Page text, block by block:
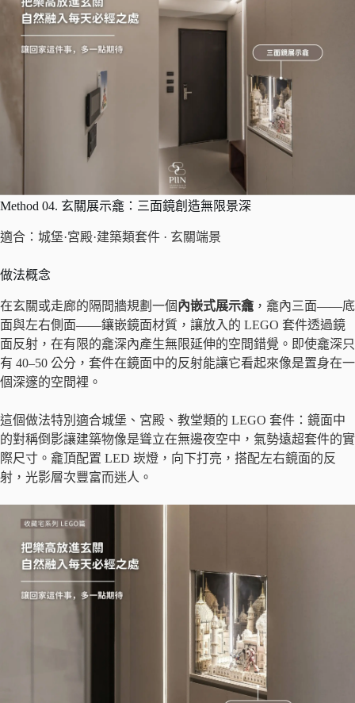
Method 04. 玄關展示龕：三面鏡創造無限景深
適合：城堡·宮殿·建築類套件 · 玄關端景
做法概念
在玄關或走廊的隔間牆規劃一個內嵌式展示龕，龕內三面——底
面與左右側面——鑲嵌鏡面材質，讓放入的 LEGO 套件透過鏡
面反射，在有限的龕深內產生無限延伸的空間錯覺。即使龕深只
有 40–50 公分，套件在鏡面中的反射能讓它看起來像是置身在一
個深邃的空間裡。
這個做法特別適合城堡、宮殿、教堂類的 LEGO 套件：鏡面中
的對稱倒影讓建築物像是聳立在無邊夜空中，氣勢遠超套件的實
際尺寸。龕頂配置 LED 崁燈，向下打亮，搭配左右鏡面的反
射，光影層次豐富而迷人。